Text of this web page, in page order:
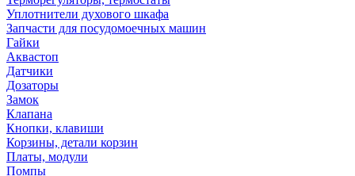
Уплотнители духового шкафа
Запчасти для посудомоечных машин
Гайки
Аквастоп
Датчики
Дозаторы
Замок
Клапана
Кнопки, клавиши
Корзины, детали корзин
Платы, модули
Помпы